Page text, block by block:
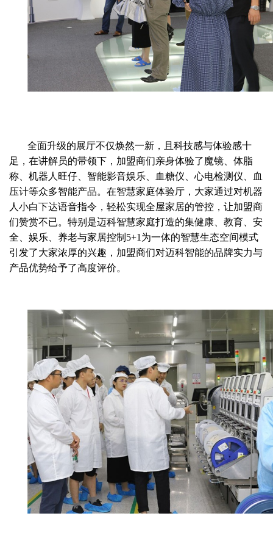
全面升级的展厅不仅焕然一新，且科技感与体验感十
足，在讲解员的带领下，加盟商们亲身体验了魔镜、体脂
称、机器人旺仔、智能影音娱乐、血糖仪、心电检测仪、血
压计等众多智能产品。在智慧家庭体验厅，大家通过对机器
人小白下达语音指令，轻松实现全屋家居的管控，让加盟商
们赞赏不已。特别是迈科智慧家庭打造的集健康、教育、安
全、娱乐、养老与家居控制 5+1 为一体的智慧生态空间模式
引发了大家浓厚的兴趣，加盟商们对迈科智能的品牌实力与
产品优势给予了高度评价。